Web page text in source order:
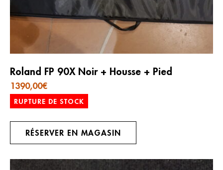
Roland FP 90X Noir + Housse + Pied
1390,00€
RUPTURE DE STOCK
RÉSERVER EN MAGASIN